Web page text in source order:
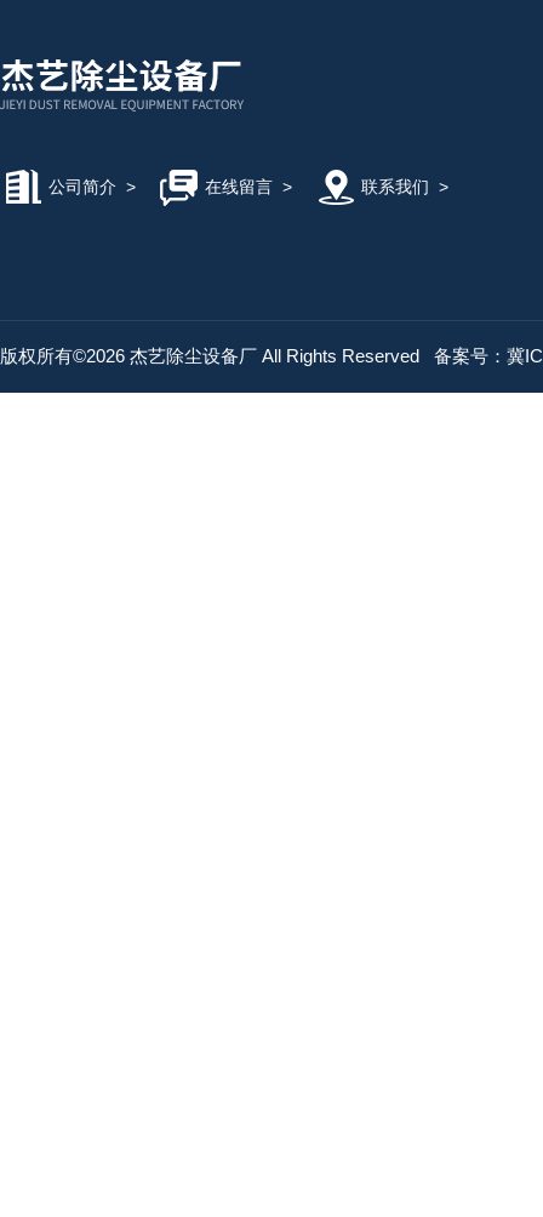
公司简介 > 在线留言> 联系我们 >
版权所有©2026 杰艺除尘设备厂 All Rights Reserved 备案号：冀